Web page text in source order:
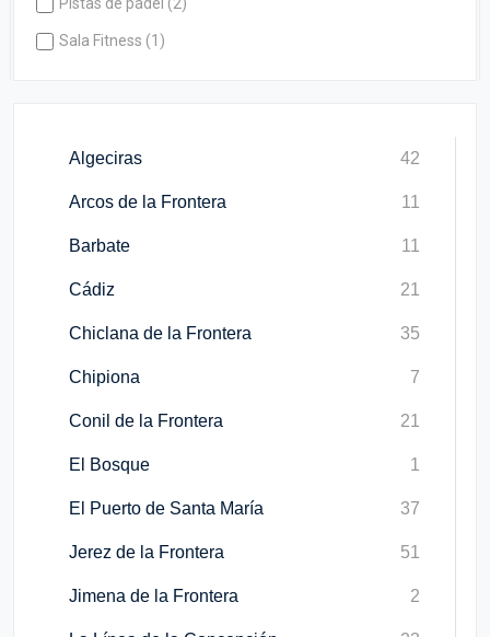
Sala Fitness (1)
Algeciras 42
Arcos de la Frontera 11
Barbate 11
Cádiz 21
Chiclana de la Frontera 35
Chipiona 7
Conil de la Frontera 21
El Bosque 1
El Puerto de Santa María 37
Jerez de la Frontera 51
Jimena de la Frontera 2